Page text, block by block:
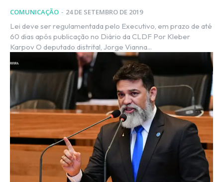
COMUNICAÇÃO - 24 DE SETEMBRO DE 2019
Lei deve ser regulamentada pelo Executivo, em prazo de até
60 dias após publicação no Diário da CLDF Por Kleber
Karpov O deputado distrital, Jorge Vianna...